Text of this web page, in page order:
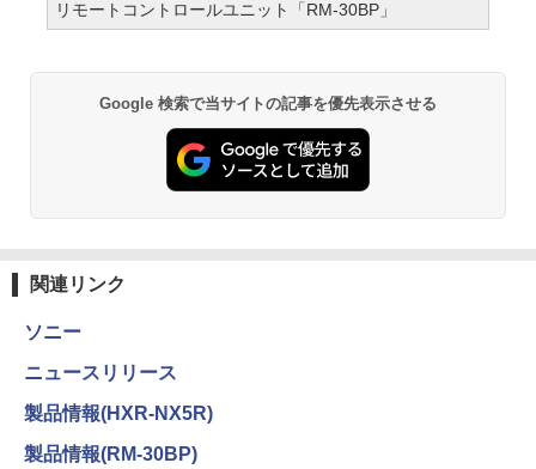
リモートコントロールユニット「RM-30BP」
Google 検索で当サイトの記事を優先表示させる
関連リンク
ソニー
ニュースリリース
製品情報(HXR-NX5R)
製品情報(RM-30BP)